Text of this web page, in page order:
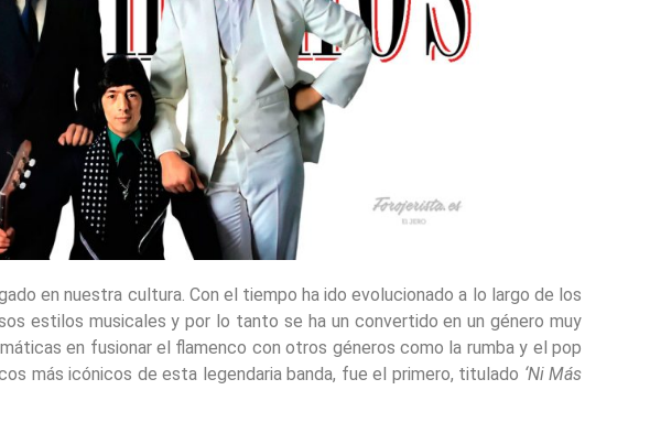
en nuestra cultura. Con el tiempo ha ido evolucionado a lo largo de los
estilos musicales y por lo tanto se ha un convertido en un género muy
en fusionar el flamenco con otros géneros como la rumba y el pop
más icónicos de esta legendaria banda, fue el primero, titulado ‘Ni Más